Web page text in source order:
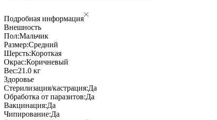
Подробная информация
Внешность
Пол:Мальчик
Размер:Средний
Шерсть:Короткая
Окрас:Коричневый
Вес:21.0 кг
Здоровье
Стерилизация/кастрация:Да
Обработка от паразитов:Да
Вакцинация:Да
Чипирование:Да